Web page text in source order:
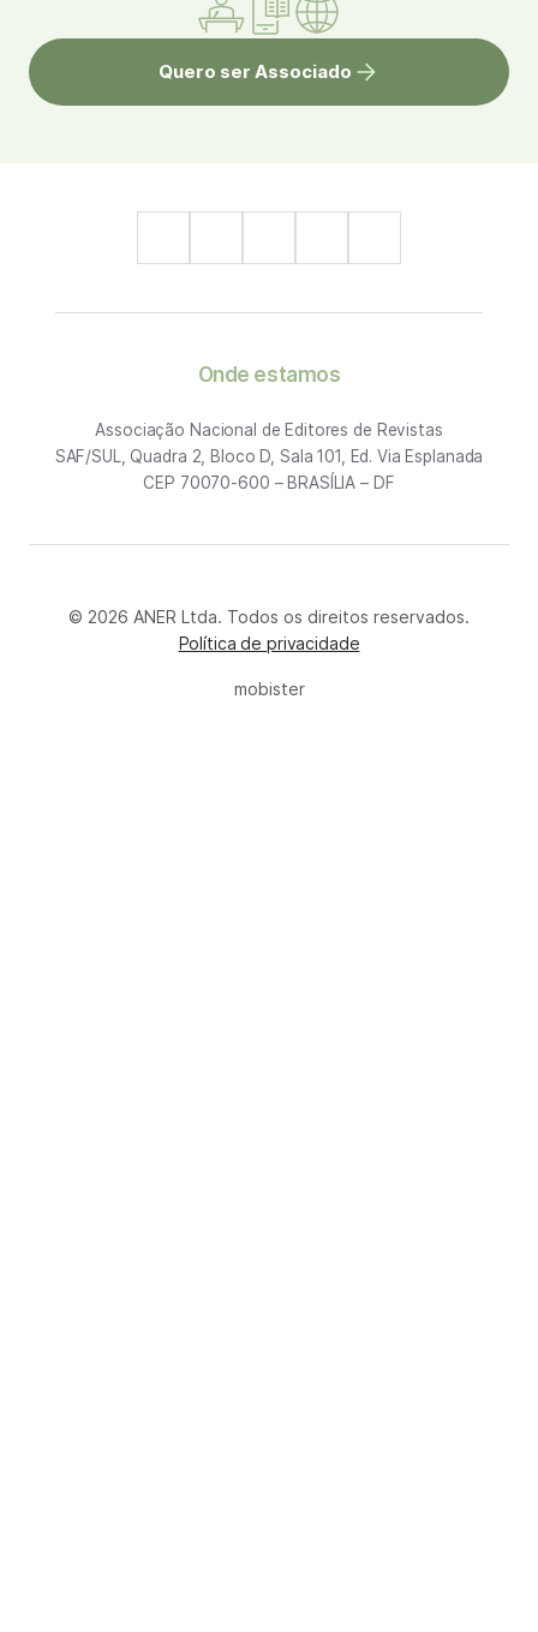
Quero ser Associado
Onde estamos
Associação Nacional de Editores de Revistas
SAF/SUL, Quadra 2, Bloco D, Sala 101, Ed. Via Esplanada
CEP 70070-600 – BRASÍLIA – DF
© 2026 ANER Ltda. Todos os direitos reservados.
Política de privacidade
mobister